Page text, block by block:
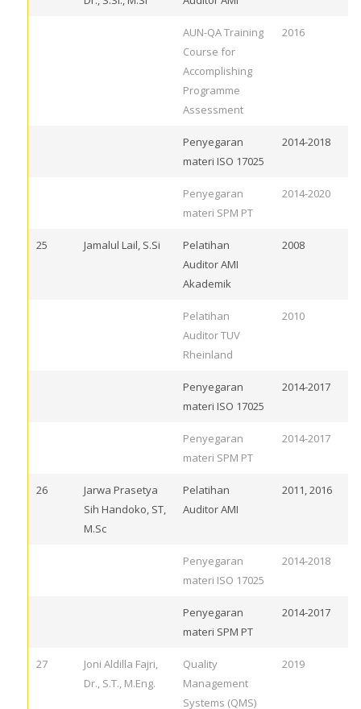
AUN-QA Training
Course for
Accomplishing
Programme
Assessment
2016
Penyegaran
materi ISO 17025
2014-2018
Penyegaran
materi SPM PT
2014-2020
25 Jamalul Lail, S.Si
Pelatihan
Auditor AMI
Akademik
2008
Pelatihan
Auditor TUV
Rheinland
2010
Penyegaran
materi ISO 17025
2014-2017
Penyegaran
materi SPM PT
2014-2017
26
Jarwa Prasetya
Sih Handoko, ST,
M.Sc
Pelatihan
Auditor AMI
2011, 2016
Penyegaran
materi ISO 17025
2014-2018
Penyegaran
materi SPM PT
2014-2017
27
Joni Aldilla Fajri,
Dr., S.T., M.Eng.
Quality
Management
Systems (QMS)
2019